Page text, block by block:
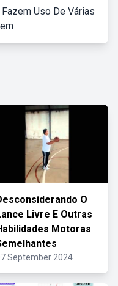
Uso De Várias
O
Livre E Outras
Motoras
September 2024